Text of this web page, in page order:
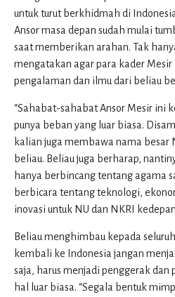
untuk turut berkhidmah di
Ansor masa depan sudah mulai
saat memberikan arahan. Tak
mengatakan agar para kader Mesir
pengalaman dan ilmu dari beliau
“Sahabat-sahabat Ansor Mesir ini
punya beban yang luar biasa.
kalian juga membawa nama besar
beliau. Beliau juga berharap,
hanya berbincang tentang agama
berbicara tentang teknologi,
inovasi untuk NU dan NKRI
Beliau menghimbau kepada
kembali ke Indonesia jangan
saja, harus menjadi penggerak dan
hal luar biasa. “Segala bentuk